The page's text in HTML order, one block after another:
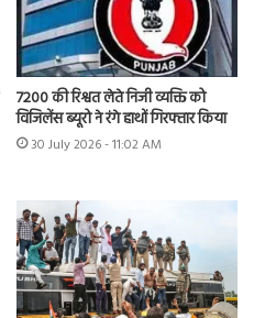
7200 की रिश्वत लेते निजी व्यक्ति को
विजिलेंस ब्यूरो ने रंगे हाथों गिरफ्तार किया
30 July 2026 - 11:02 AM